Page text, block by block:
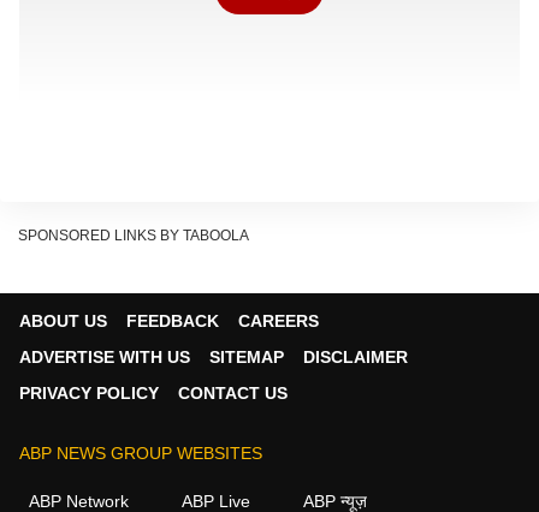
नोएडा और मुंबई के फ्लैट्स की अनकही कहानी: अंकित
और सान्या
अंकित और सान्या (दोनों काल्पनिक नाम) की कहानी आज हर दूसरे
SPONSORED LINKS BY TABOOLA
ABOUT US FEEDBACK
CAREERS
ADVERTISE WITH US
SITEMAP
DISCLAIMER
PRIVACY POLICY
CONTACT US
ABP NEWS GROUP WEBSITES
ABP Network ABP Live ABP न्यूज़